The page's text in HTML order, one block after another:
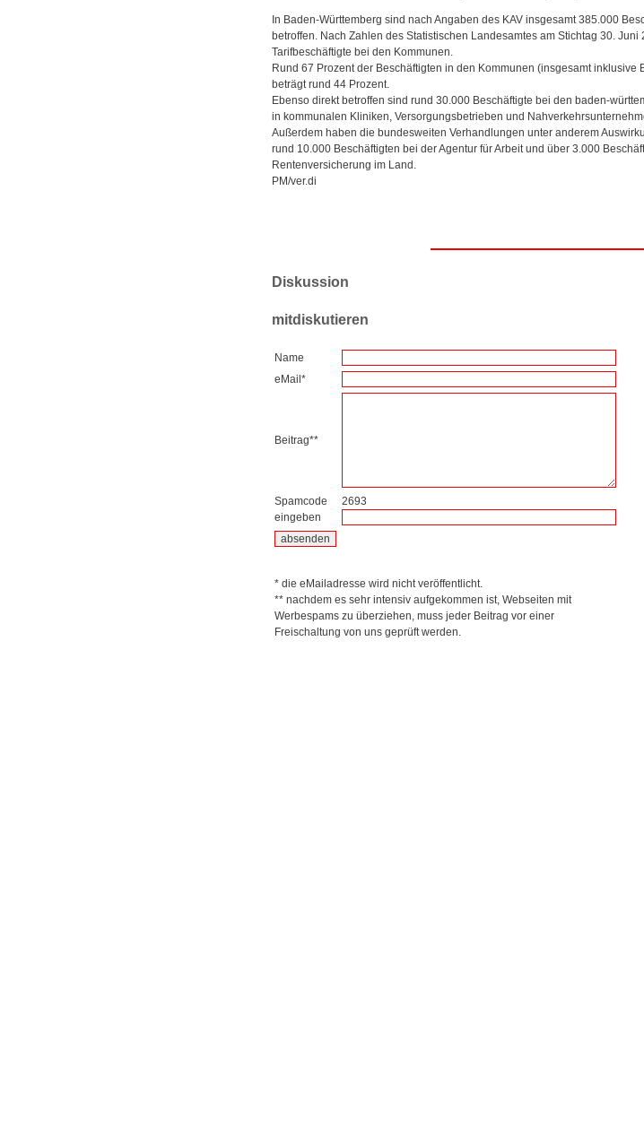
In Baden-Württemberg sind nach Angaben des KAV insgesamt 385.000
betroffen. Nach Zahlen des Statistischen Landesamtes am Stichtag 30.
Tarifbeschäftigte bei den Kommunen.
Rund 67 Prozent der Beschäftigten in den Kommunen (insgesamt inklusive
beträgt rund 44 Prozent.
Ebenso direkt betroffen sind rund 30.000 Beschäftigte bei den baden-
in kommunalen Kliniken, Versorgungsbetrieben und
Außerdem haben die bundesweiten Verhandlungen unter anderem
rund 10.000 Beschäftigten bei der Agentur für Arbeit und über 3.000
Rentenversicherung im Land.
PM/ver.di
Diskussion
mitdiskutieren
Name
eMail*
Beitrag**
Spamcode
eingeben
2693
* die eMailadresse wird nicht veröffentlicht.
** nachdem es sehr intensiv aufgekommen ist, Webseiten mit
Werbespams zu überziehen, muss jeder Beitrag vor einer
Freischaltung von uns geprüft werden.